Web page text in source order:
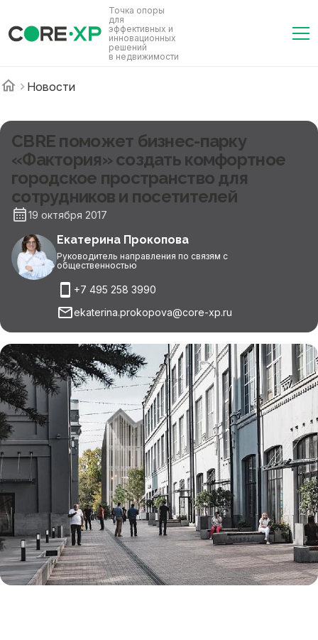
Точка опоры
для
эффективных и
инновационных
решений
в недвижимости
Новости
CBRE поможет бизнес-парку
«Фактория» создать комфортное
городское пространство для
сотрудников и посетителей
19 октября 2017
Екатерина Прокопова
Руководитель направления по связям с
общественностью
+7 495 258 3990
ekaterina.prokopova@core-xp.ru